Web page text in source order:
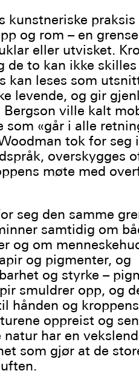
kunstneriske praksis
og rom – en
eller utvisket.
de to kan ikke
kan leses som
levende, og gir
ville kalt
som «går i alle
tok for seg
overskygges
møte med
seg den samme
samtidig om
og om
og pigmenter, og
og styrke –
smuldrer opp, og
hånden og kroppens
oppreist og
har en
som gjør at de